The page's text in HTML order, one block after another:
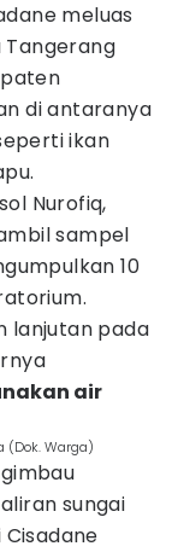
meluas
Tangerang
di antaranya
ikan
Nurofiq,
sampel
10
lanjutan pada
air
(Dok. Warga)
sungai